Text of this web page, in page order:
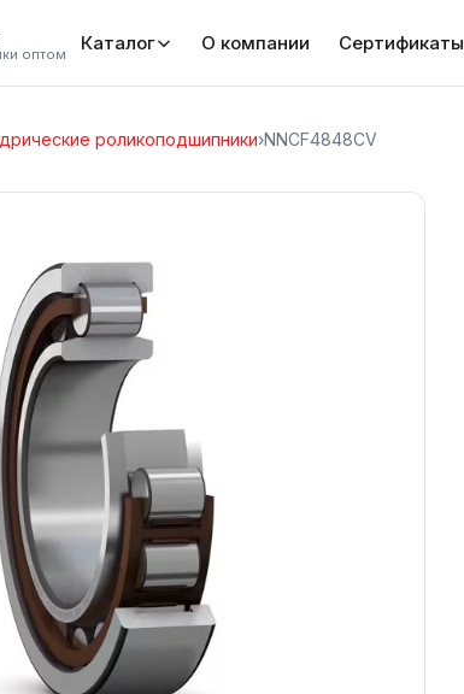
оптом Каталог О компании Сертификаты
роликоподшипники›NNCF4848CV